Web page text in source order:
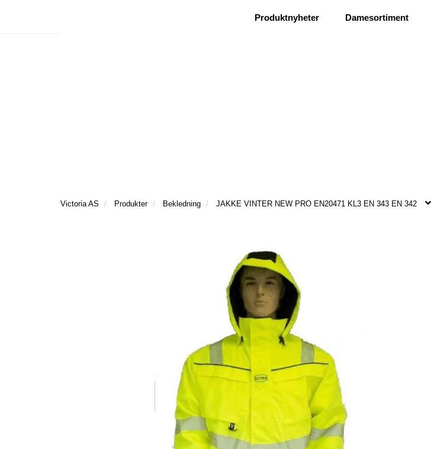
Ønsker besøk| Ris og ros
Produktnyheter Damesortiment
Victoria AS Produkter Bekledning JAKKE VINTER NEW PRO EN20471 KL3 EN 343 EN 342